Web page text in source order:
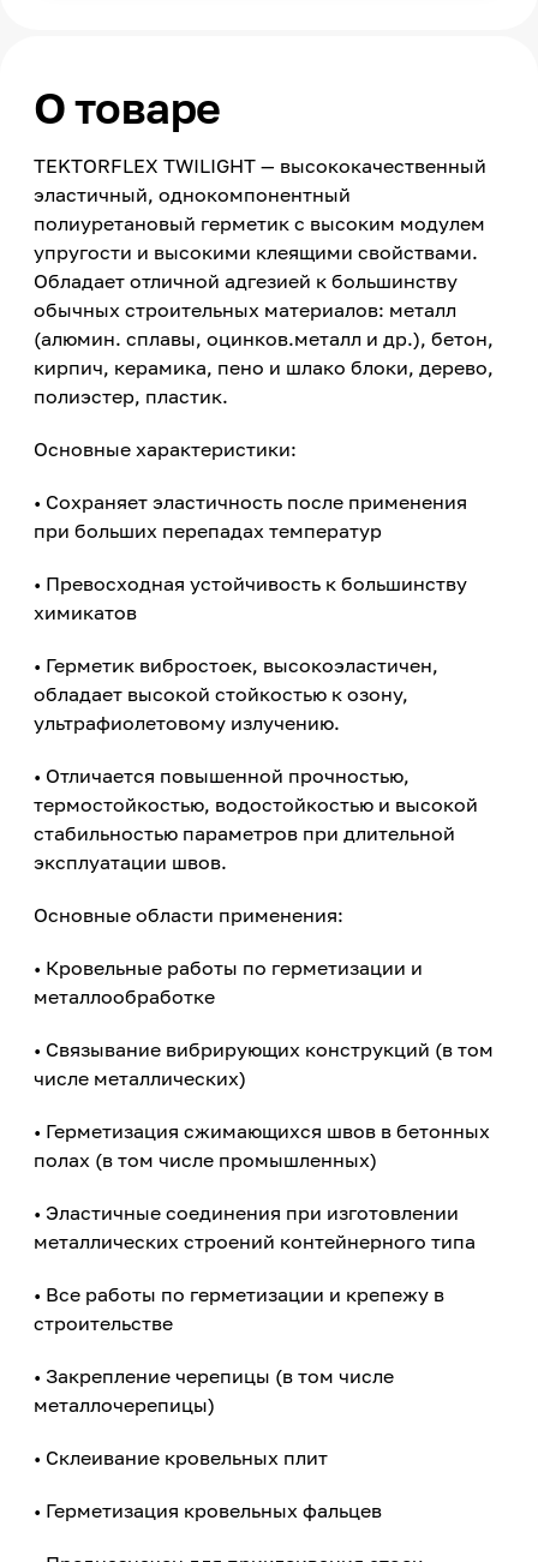
О товаре
TEKTORFLEX TWILIGHT — высококачественный
эластичный, однокомпонентный
полиуретановый герметик с высоким модулем
упругости и высокими клеящими свойствами.
Обладает отличной адгезией к большинству
обычных строительных материалов: металл
(алюмин. сплавы, оцинков.металл и др.), бетон,
кирпич, керамика, пено и шлако блоки, дерево,
полиэстер, пластик.
Основные характеристики:
• Сохраняет эластичность после применения
при больших перепадах температур
• Превосходная устойчивость к большинству
химикатов
• Герметик вибростоек, высокоэластичен,
обладает высокой стойкостью к озону,
ультрафиолетовому излучению.
• Отличается повышенной прочностью,
термостойкостью, водостойкостью и высокой
стабильностью параметров при длительной
эксплуатации швов.
Основные области применения:
• Кровельные работы по герметизации и
металлообработке
• Связывание вибрирующих конструкций (в том
числе металлических)
• Герметизация сжимающихся швов в бетонных
полах (в том числе промышленных)
• Эластичные соединения при изготовлении
металлических строений контейнерного типа
• Все работы по герметизации и крепежу в
строительстве
• Закрепление черепицы (в том числе
металлочерепицы)
• Склеивание кровельных плит
• Герметизация кровельных фальцев